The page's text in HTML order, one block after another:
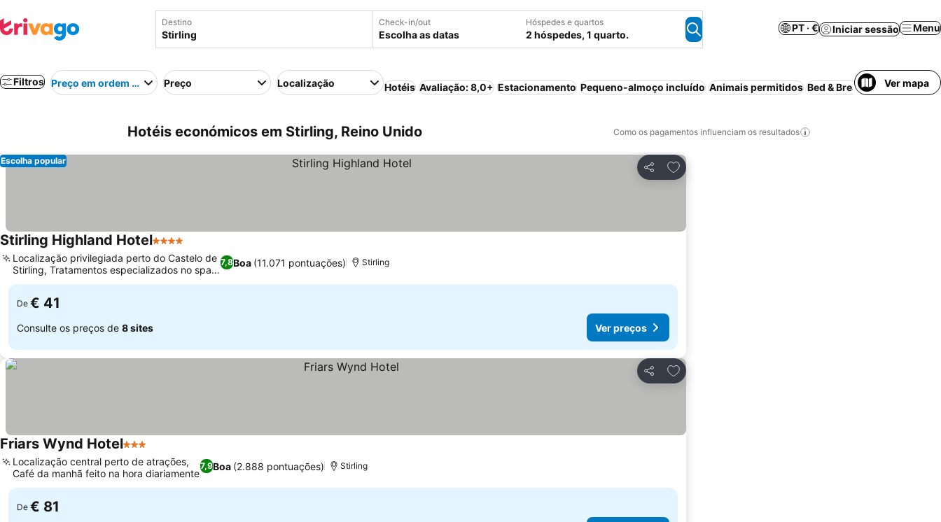
Destino Check-in/out
Escolha as datas
Hóspedes e quartos
2 hóspedes, 1 quarto.
PT · € Iniciar sessão Menu
Filtros Preço em ordem crescentePreço Localização Hotéis Avaliação: 8,0+ Estacionamento Pequeno-almoço incluído Animais permitidos Bed & Breakfast Aparthotel
Ver mapa
Hotéis económicos em Stirling, Reino Unido Como os pagamentos influenciam os resultados
Partilhar
Adicionar aos favoritos
Escolha popular
Stirling Highland Hotel4 Estrelas
7,8Boa (11.071 pontuações)
Localização privilegiada perto do Castelo de
Stirling, Tratamentos especializados no spa
ESPA
Stirling
De € 41
Consulte os preços de 8 sites Ver preços
Partilhar
Adicionar aos favoritos
Friars Wynd Hotel3 Estrelas
7,9Boa (2.888 pontuações)
Localização central perto de atrações,
Café da manhã feito na hora diariamente
Stirling
De € 81